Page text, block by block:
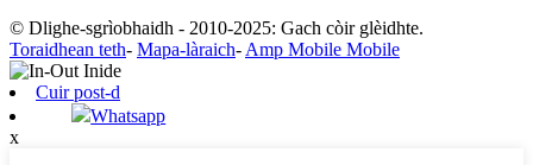
© Dlighe-sgrìobhaidh - 2010-2025: Gach còir glèidhte.
Toraidhean teth- Mapa-làraich- Amp Mobile Mobile
Cuir post-d
Whatsapp
x